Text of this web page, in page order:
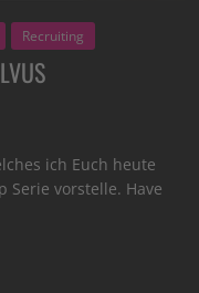
Recruiting
ich Euch heute
Serie vorstelle. Have